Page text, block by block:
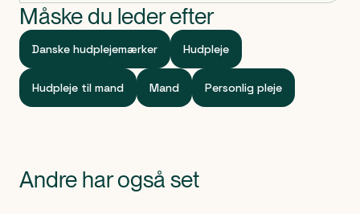
Måske du leder efter
Danske hudplejemærker Hudpleje
Hudpleje til mand Mand Personlig pleje
Andre har også set